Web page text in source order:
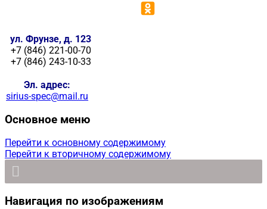
ул. Фрунзе, д. 123
+7 (846) 221-00-70
+7 (846) 243-10-33
Эл. адрес:
sirius-spec@mail.ru
Основное меню
Перейти к основному содержимому
Перейти к вторичному содержимому
Навигация по изображениям